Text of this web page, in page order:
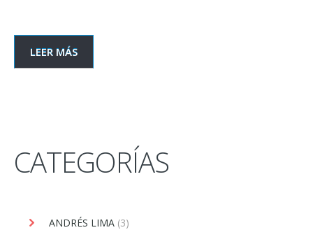
LEER MÁS
CATEGORÍAS
ANDRÉS LIMA (3)